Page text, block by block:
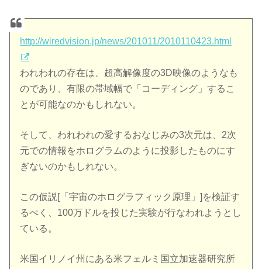
http://wiredvision.jp/news/201011/2010110423.html
われわれの存在は、超高解像度の3D映像のようなも
のであり、有限の帯域幅で「コーディング」するこ
とが可能なのかもしれない。
そして、われわれの愛するおなじみの3次元は、2次
元での情報をホログラムのように投影したものにす
ぎないのかもしれない。
この仮説[「宇宙のホログラフィック原理」]を検証す
るべく、100万ドルを投じた実験が行なわれようとし
ている。
米国イリノイ州にある米フェルミ国立加速器研究所